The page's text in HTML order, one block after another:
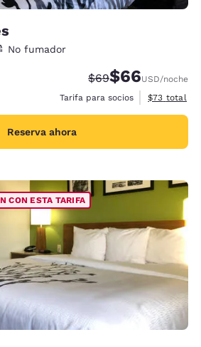
No fumador
Tarifa tachada:
$69Tarifa reducida:
$66USD/noche
Tarifa para socios
Ver detalles
$73 total
Reserva ahora
CON ESTA TARIFA